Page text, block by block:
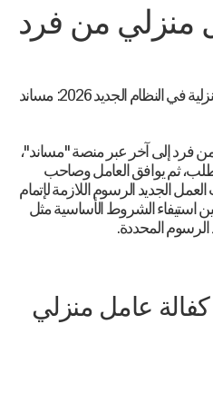
منزلي من فرد
دليل شروط نقل كفالة العمالة المنزلية في النظام الجديد 2026: مساند
فرد إلى آخر عبر منصة "مساند"،
ثم يوافق العامل وصاحب
الجديد الرسوم اللازمة لإتمام
استيفاء الشروط الأساسية مثل
المحددة.
عامل منزلي